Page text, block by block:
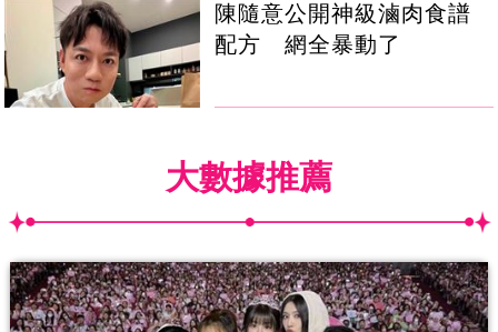
陳隨意公開神級滷肉食譜
配方 網全暴動了
大數據推薦